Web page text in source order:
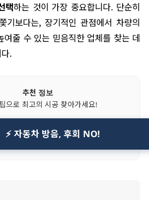
택하는 것이 가장 중요합니다. 단순히
기보다는, 장기적인 관점에서 차량의
여줄 수 있는 믿음직한 업체를 찾는 데
.
추천 정보
으로 최고의 시공 찾아가세요!
⚡ 자동차 방음, 후회 NO!